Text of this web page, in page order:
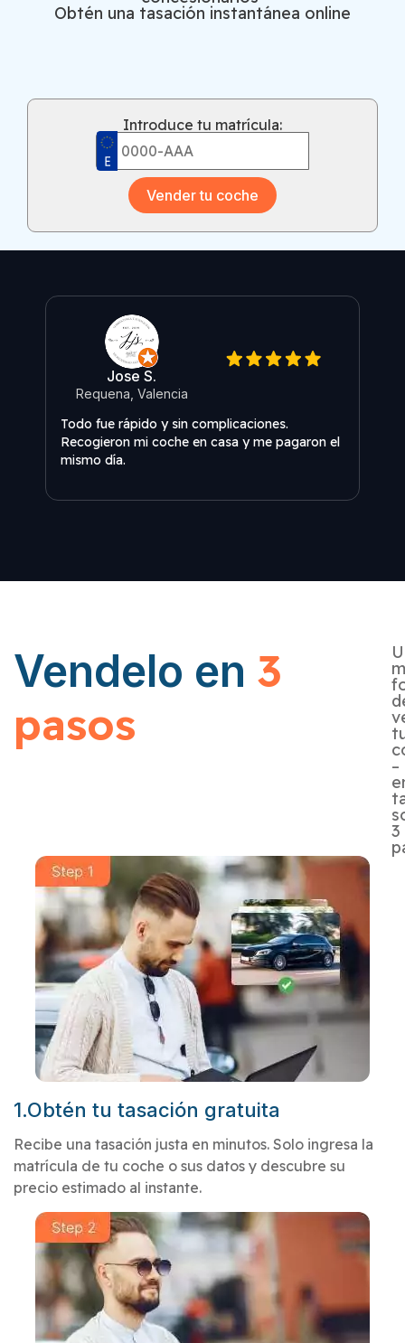
Obtén una tasación instantánea online
Introduce tu matrícula:
Vender tu coche
Jose S.
Requena, Valencia
Todo fue rápido y sin complicaciones.
Recogieron mi coche en casa y me pagaron el
mismo día.
Vendelo en 3
pasos
–
3
1.Obtén tu tasación gratuita
Recibe una tasación justa en minutos. Solo ingresa la
matrícula de tu coche o sus datos y descubre su
precio estimado al instante.